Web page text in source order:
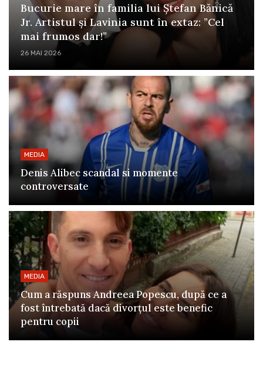
Bucurie mare în familia lui Ștefan Bănică
Jr. Artistul și Lavinia sunt în extaz: ”Cel
mai frumos dar!”
26 MAI 2026
MEDIA
Denis Alibec scandal si momente
controversate
MEDIA
Cum a răspuns Andreea Popescu, după ce a
fost întrebată dacă divorțul este benefic
pentru copii